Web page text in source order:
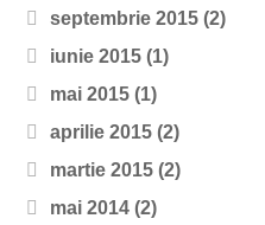
septembrie 2015 (2)
iunie 2015 (1)
mai 2015 (1)
aprilie 2015 (2)
martie 2015 (2)
mai 2014 (2)